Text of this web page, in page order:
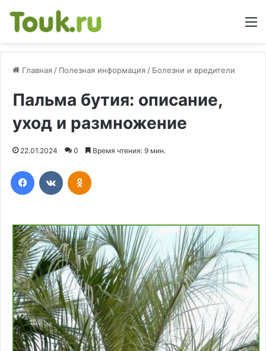
Главная / Полезная информация / Болезни и вредители
Пальма бутия: описание,
уход и размножение
22.01.2024 0 Время чтения: 9 мин.